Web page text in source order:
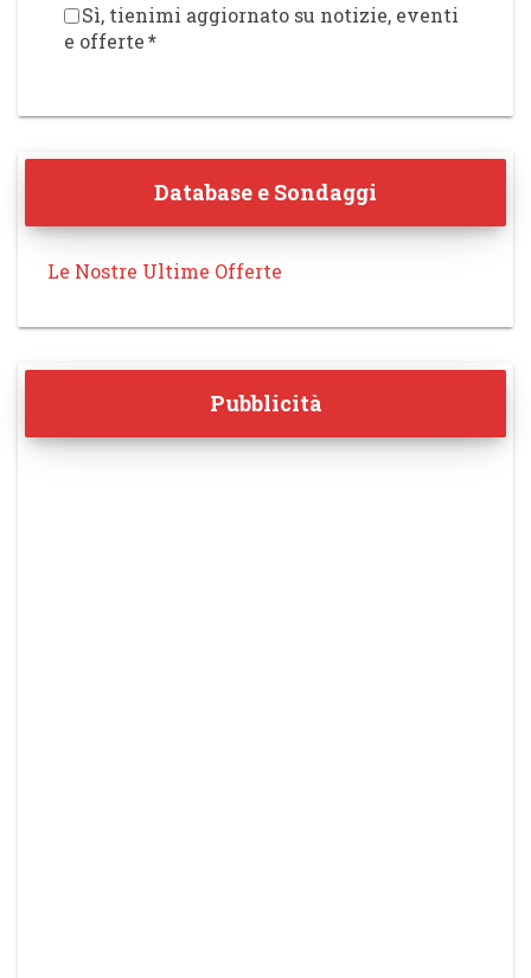
Sì, tienimi aggiornato su notizie, eventi
e offerte*
Database e Sondaggi
Le Nostre Ultime Offerte
Pubblicità